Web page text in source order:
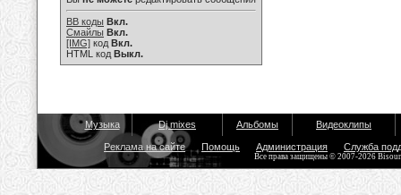
BB коды Вкл.
Смайлы Вкл.
[IMG] код Вкл.
HTML код Выкл.
Музыка Dj mixes Альбомы Видеоклипы
Реклама на сайте Помощь Администрация Служба
Все права защищены © 2007-2026